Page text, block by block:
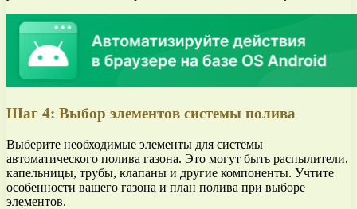
Шаг 4: Выбор элементов системы полива
Выберите необходимые элементы для системы
автоматического полива газона. Это могут быть распылители,
капельницы, трубы, клапаны и другие компоненты. Учтите
особенности вашего газона и план полива при выборе
элементов.